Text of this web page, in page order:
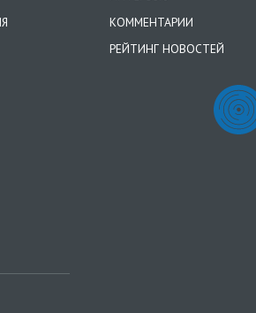
КОММЕНТАРИИ
РЕЙТИНГ НОВОСТЕЙ